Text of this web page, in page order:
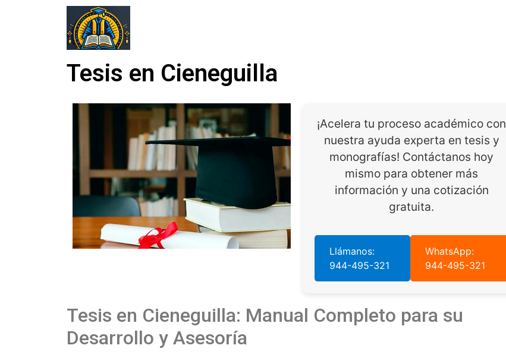
Tesis en Cieneguilla
¡Acelera tu proceso académico con
nuestra ayuda experta en tesis y
monografías! Contáctanos hoy
mismo para obtener más
información y una cotización
gratuita.
Llámanos:
944-495-321
WhatsApp:
944-495-321
Tesis en Cieneguilla: Manual Completo para su
Desarrollo y Asesoría